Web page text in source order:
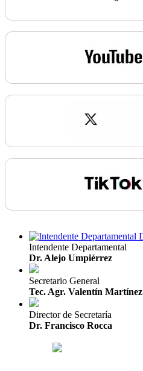
Intendente Departamental
Dr. Alejo Umpiérrez
Secretario General
Tec. Agr. Valentín Martínez
Director de Secretaría
Dr. Francisco Rocca